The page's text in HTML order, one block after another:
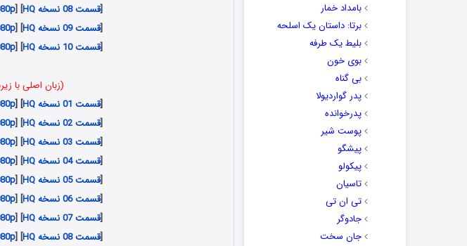
بامداد خمار
برتا: داستان یک اسلحه
بلیط یک‌‌ طرفه
بوی خون
بی گناه
پدر گواردیولا
پدرخوانده
پوست شیر
پیشگو
پیکولو
تاسیان
تی ان تی
جادوگر
جان سخت
[قسمت 08 نسخه HQ ] [
[قسمت 09 نسخه HQ ] [
[قسمت 10 نسخه HQ ] [
(زبان اصلی با
[قسمت 01 نسخه HQ ] [
[قسمت 02 نسخه HQ ] [
[قسمت 03 نسخه HQ ] [
[قسمت 04 نسخه HQ ] [
[قسمت 05 نسخه HQ ] [
[قسمت 06 نسخه HQ ] [
[قسمت 07 نسخه HQ ] [
[قسمت 08 نسخه HQ ] [